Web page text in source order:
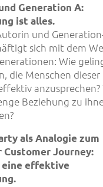
Generation A:
ist alles.
und
sich mit dem
Wie
die Menschen dieser
anzusprechen?
Beziehung zu
als Analogie zum
Customer Journey:
eine effektive